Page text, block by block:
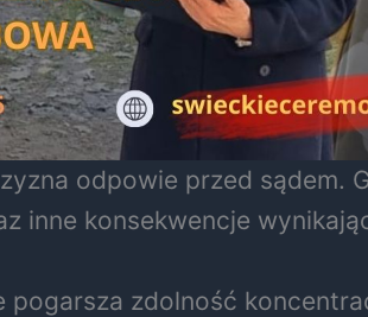
odpowie przed sądem.
inne konsekwencje
zdolność